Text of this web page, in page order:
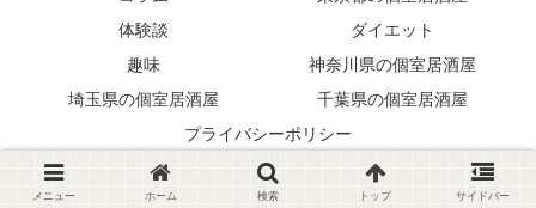
体験談
ダイエット
趣味
神奈川県の個室居酒屋
埼玉県の個室居酒屋
千葉県の個室居酒屋
プライバシーポリシー
Copyright © 2024 コシツ酒場 All Rights Reserved.
メニュー ホーム 検索 トップ サイドバー